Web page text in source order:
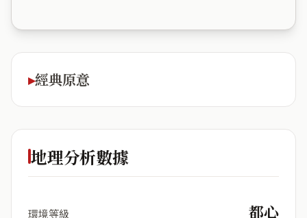
經典原意
地理分析數據
環境等級 都心